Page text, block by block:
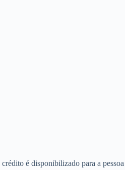
é disponibilizado para a